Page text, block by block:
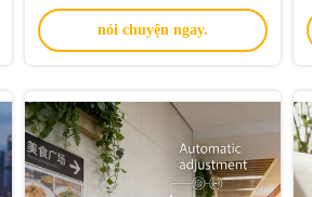
không khí lạnh
nói chuyện ngay.